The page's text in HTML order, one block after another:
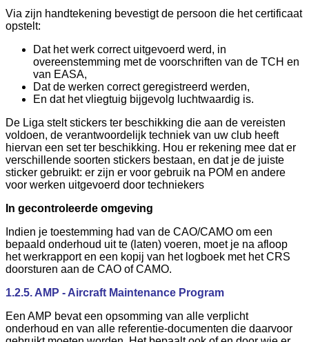
Via zijn handtekening bevestigt de persoon die het certificaat
opstelt:
Dat het werk correct uitgevoerd werd, in
overeenstemming met de voorschriften van de TCH en
van EASA,
Dat de werken correct geregistreerd werden,
En dat het vliegtuig bijgevolg luchtwaardig is.
De Liga stelt stickers ter beschikking die aan de vereisten
voldoen, de verantwoordelijk techniek van uw club heeft
hiervan een set ter beschikking. Hou er rekening mee dat er
verschillende soorten stickers bestaan, en dat je de juiste
sticker gebruikt: er zijn er voor gebruik na POM en andere
voor werken uitgevoerd door techniekers
In gecontroleerde omgeving
Indien je toestemming had van de CAO/CAMO om een
bepaald onderhoud uit te (laten) voeren, moet je na afloop
het werkrapport en een kopij van het logboek met het CRS
doorsturen aan de CAO of CAMO.
1.2.5. AMP - Aircraft Maintenance Program
Een AMP bevat een opsomming van alle verplicht
onderhoud en van alle referentie-documenten die daarvoor